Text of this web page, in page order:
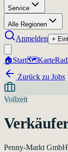
Service
Alle Regionen
Anmelden +
🏠Start🗺️Karte
Zurück zu Jobs
Vollzeit
Penny-Markt